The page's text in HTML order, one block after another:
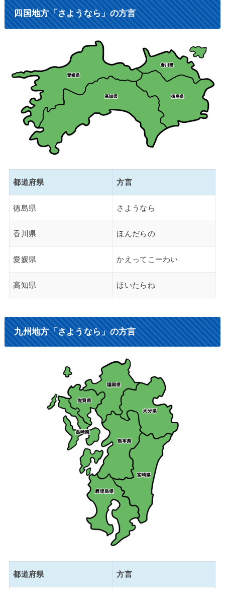
四国地方「さようなら」の方言
都道府県 方言
徳島県 さようなら
香川県 ほんだらの
愛媛県 かえってこーわい
高知県 ほいたらね
九州地方「さようなら」の方言
都道府県 方言